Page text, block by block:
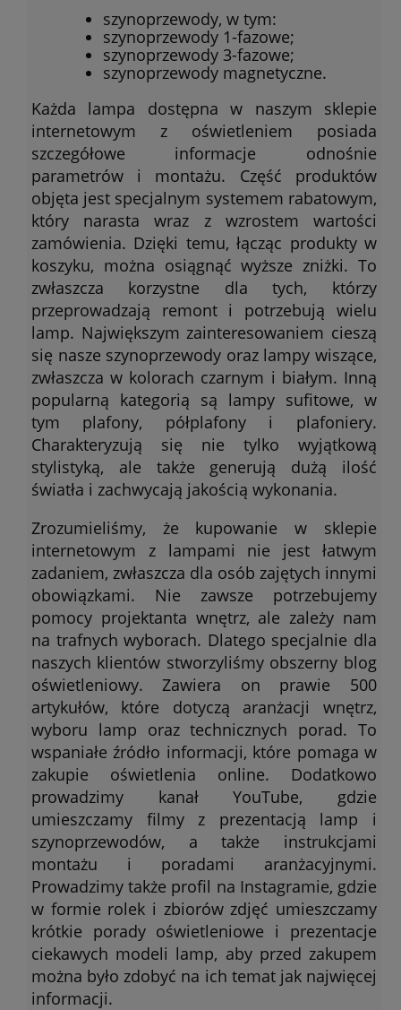
szynoprzewody, w tym:
szynoprzewody 1-fazowe;
szynoprzewody 3-fazowe;
szynoprzewody magnetyczne.
Każda lampa dostępna w naszym sklepie
internetowym z oświetleniem posiada
szczegółowe informacje odnośnie
parametrów i montażu. Część produktów
objęta jest specjalnym systemem rabatowym,
który narasta wraz z wzrostem wartości
zamówienia. Dzięki temu, łącząc produkty w
koszyku, można osiągnąć wyższe zniżki. To
zwłaszcza korzystne dla tych, którzy
przeprowadzają remont i potrzebują wielu
lamp. Największym zainteresowaniem cieszą
się nasze szynoprzewody oraz lampy wiszące,
zwłaszcza w kolorach czarnym i białym. Inną
popularną kategorią są lampy sufitowe, w
tym plafony, półplafony i plafoniery.
Charakteryzują się nie tylko wyjątkową
stylistyką, ale także generują dużą ilość
światła i zachwycają jakością wykonania.
Zrozumieliśmy, że kupowanie w sklepie
internetowym z lampami nie jest łatwym
zadaniem, zwłaszcza dla osób zajętych innymi
obowiązkami. Nie zawsze potrzebujemy
pomocy projektanta wnętrz, ale zależy nam
na trafnych wyborach. Dlatego specjalnie dla
naszych klientów stworzyliśmy obszerny blog
oświetleniowy. Zawiera on prawie 500
artykułów, które dotyczą aranżacji wnętrz,
wyboru lamp oraz technicznych porad. To
wspaniałe źródło informacji, które pomaga w
zakupie oświetlenia online. Dodatkowo
prowadzimy kanał YouTube, gdzie
umieszczamy filmy z prezentacją lamp i
szynoprzewodów, a także instrukcjami
montażu i poradami aranżacyjnymi.
Prowadzimy także profil na Instagramie, gdzie
w formie rolek i zbiorów zdjęć umieszczamy
krótkie porady oświetleniowe i prezentacje
ciekawych modeli lamp, aby przed zakupem
można było zdobyć na ich temat jak najwięcej
informacji.